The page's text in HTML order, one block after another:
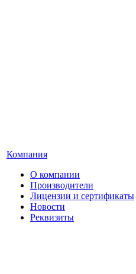
Компания
О компании
Производители
Лицензии и сертификаты
Новости
Реквизиты